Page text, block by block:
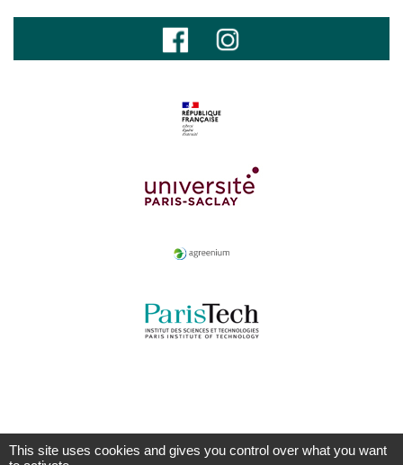
This site uses cookies and gives you control over what you want